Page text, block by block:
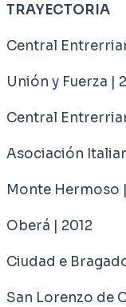
TRAYECTORIA
Central
Unión y Fuerza |
Central
Asociación
Monte Hermoso |
Oberá | 2012
Ciudad e
San Lorenzo de